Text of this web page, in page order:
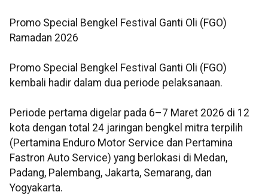
Promo Special Bengkel Festival Ganti Oli (FGO)
Ramadan 2026
Promo Special Bengkel Festival Ganti Oli (FGO)
kembali hadir dalam dua periode pelaksanaan.
Periode pertama digelar pada 6–7 Maret 2026 di 12
kota dengan total 24 jaringan bengkel mitra terpilih
(Pertamina Enduro Motor Service dan Pertamina
Fastron Auto Service) yang berlokasi di Medan,
Padang, Palembang, Jakarta, Semarang, dan
Yogyakarta.